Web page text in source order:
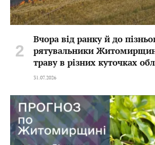
Вчора від ранку й до
рятувальники
траву в різних куточках
31.07.2026